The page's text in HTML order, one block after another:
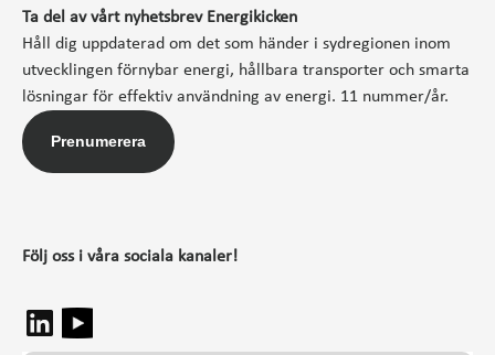
Ta del av vårt nyhetsbrev Energikicken
Håll dig uppdaterad om det som händer i sydregionen inom
utvecklingen förnybar energi, hållbara transporter och smarta
lösningar för effektiv användning av energi. 11 nummer/år.
Prenumerera
Följ oss i våra sociala kanaler!